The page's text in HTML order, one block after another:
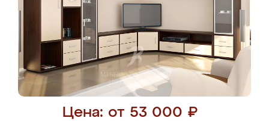
Цена: от 53 000 ₽